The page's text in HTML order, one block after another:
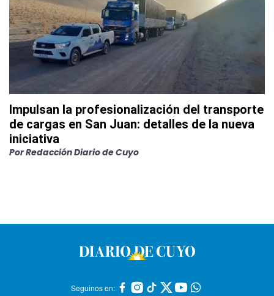
Impulsan la profesionalización del transporte
de cargas en San Juan: detalles de la nueva
iniciativa
PorRedacción Diario de Cuyo
Seguinos en: